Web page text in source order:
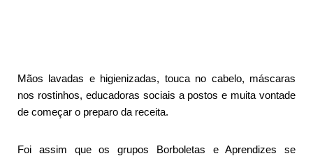
Mãos lavadas e higienizadas, touca no cabelo, máscaras
nos rostinhos, educadoras sociais a postos e muita vontade
de começar o preparo da receita.
Foi assim que os grupos Borboletas e Aprendizes se